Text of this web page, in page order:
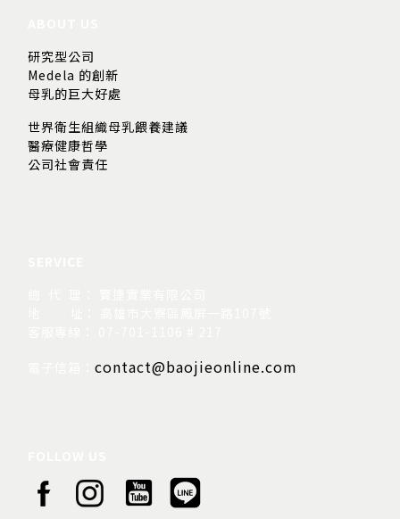
研究型公司
Medela 的創新
母乳的巨大好處
世界衛生組織母乳餵養建議
醫療健康哲學
公司社會責任
contact@baojieonline.com